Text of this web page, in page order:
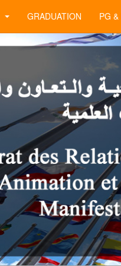
GRADUATION PG